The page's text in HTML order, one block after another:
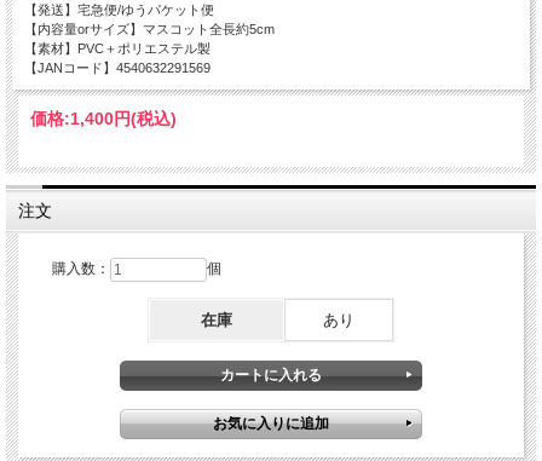
【発送】宅急便/ゆうパケット便
【内容量orサイズ】マスコット全長約5cm
【素材】PVC＋ポリエステル製
【JANコード】4540632291569
価格:1,400円(税込)
注文
購入数： 個
在庫 あり